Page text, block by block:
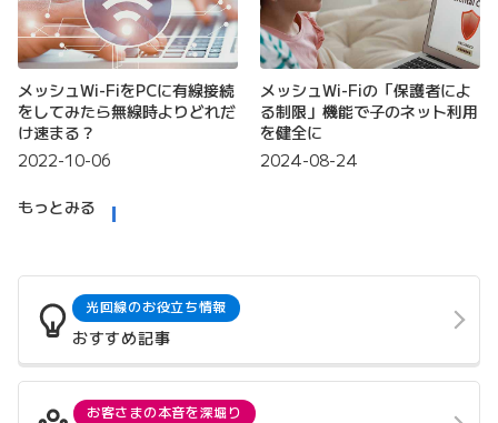
メッシュWi-FiをPCに有線接続
をしてみたら無線時よりどれだ
け速まる？
2022-10-06
メッシュWi-Fiの「保護者によ
る制限」機能で子のネット利用
を健全に
2024-08-24
もっとみる
光回線のお役立ち情報
おすすめ記事
お客さまの本音を深堀り